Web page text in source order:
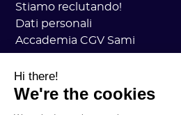
Stiamo reclutando!
Dati personali
Accademia CGV Sami
Stato dei servizi
Informazioni legali
Hi there!
We're the cookies